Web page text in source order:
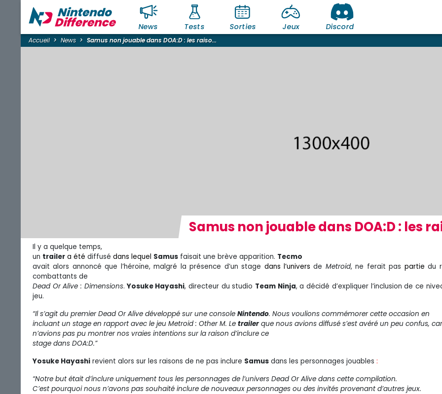
News Tests Sorties Jeux Discord
Accueil News Samus non jouable dans DOA:D : les raiso...
Samus non jouable dans DOA:D : les
Il y a quelque temps,
un trailer a été diffusé dans lequel Samus faisait une brève apparition. Tecmo
avait alors annoncé que l’héroïne, malgré la présence d’un stage dans l’univers de Metroid, ne ferait pas partie du
combattants de
Dead Or Alive : Dimensions. Yosuke Hayashi, directeur du studio Team Ninja, a décidé d’expliquer l’inclusion de ce
jeu.
“Il s’agit du premier Dead Or Alive développé sur une console Nintendo. Nous voulions commémorer cette occasion en
incluant un stage en rapport avec le jeu Metroid : Other M. Le trailerque nous avions diffusé s’est avéré un peu confus,
n’avions pas pu montrer nos vraies intentions sur la raison d’inclure ce
stage dans DOA:D.”
Yosuke Hayashi revient alors sur les raisons de ne pas inclure Samus dans les personnages jouables :
“Notre but était d’inclure uniquement tous les personnages de l’univers Dead Or Alive dans cette compilation.
C’est pourquoi nous n’avons pas souhaité inclure de nouveaux personnages ou des invités provenant d’autres jeux.